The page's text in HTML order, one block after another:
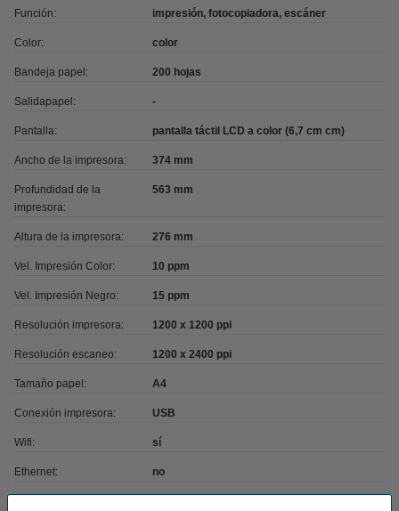
Función: impresión, fotocopiadora, escáner
Color: color
Bandeja papel: 200 hojas
Salidapapel: -
Pantalla: pantalla táctil LCD a color (6,7 cm cm)
Ancho de la impresora: 374 mm
Profundidad de la
impresora:
563 mm
Altura de la impresora: 276 mm
Vel. Impresión Color: 10 ppm
Vel. Impresión Negro: 15 ppm
Resolución impresora: 1200 x 1200 ppi
Resolución escaneo: 1200 x 2400 ppi
Tamaño papel: A4
Conexión impresora: USB
Wifi: sí
Ethernet: no